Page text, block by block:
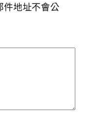
地址不會公